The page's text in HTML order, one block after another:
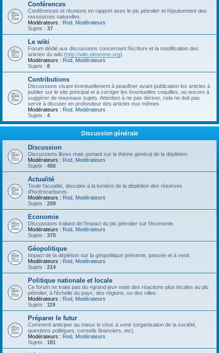
Conférences
Conférences et réunions en rapport avec le pic pétrolier et l'épuisement des
ressources naturelles.
Modérateurs : Rod Modérateurs
Sujets : 37
Le wiki
Forum dédié aux discussions concernant l'écriture et la modification des
articles du wiki (http://wiki.oleocene.org).
Modérateurs : Rod Modérateurs
Sujets : 8
Contributions
Discussions visant éventuellement à peaufiner avant publication les articles à
publier sur le site principal et à corriger les éventuelles coquilles, ou encore à
suggérer de nouveaux sujets. Attention à ne pas dériver, cela ne doit pas
servir à discuter en profondeur des articles eux mêmes.
Modérateurs : Rod Modérateurs
Sujets : 4
Discussion générale
Discussion
Discussions libres mais portant sur le thème général de la déplétion.
Modérateurs : Rod Modérateurs
Sujets : 456
Actualité
Toute l'acualité, discutée à la lumière de la déplétion des réserves
d'hydrocarbures.
Modérateurs : Rod Modérateurs
Sujets : 209
Economie
Discussions traitant de l'impact du pic pétrolier sur l'économie.
Modérateurs : Rod Modérateurs
Sujets : 370
Géopolitique
Impact de la déplétion sur la géopolitique présente, passée et à venir.
Modérateurs : Rod Modérateurs
Sujets : 214
Politique nationale et locale
Ce forum ne traite pas du «grand jeu» mais des réactions plus locales au pic
pétrolier, à l'échelle du pays, des régions, ou des villes.
Modérateurs : Rod Modérateurs
Sujets : 119
Préparer le futur
Comment anticiper au mieux le choc à venir (organisation de la société,
questions politiques, conseils financiers, etc).
Modérateurs : Rod Modérateurs
Sujets : 181